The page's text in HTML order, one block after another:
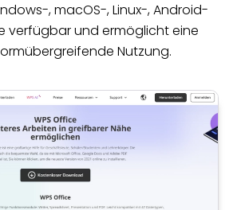
, macOS-, Linux-, Android-
verfügbar und ermöglicht eine
Nutzung.